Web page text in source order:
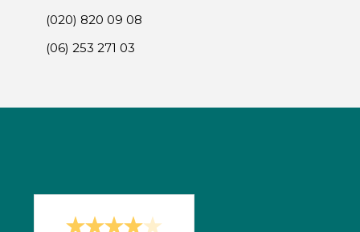
(020) 820 09 08
(06) 253 271 03